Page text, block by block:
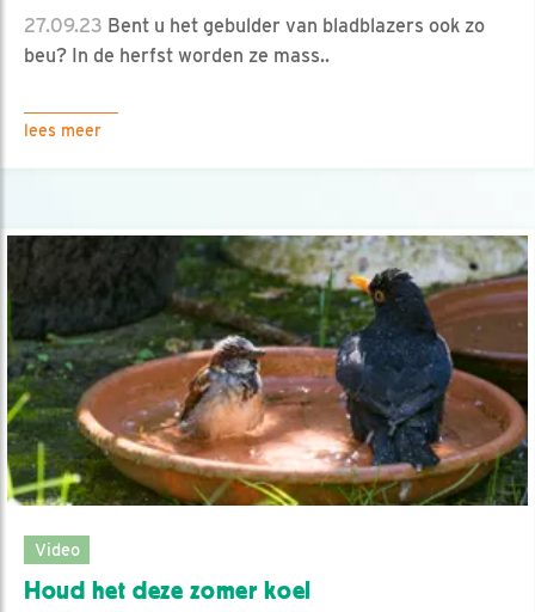
27.09.23 Bent u het gebulder van bladblazers ook zo
beu? In de herfst worden ze mass..
lees meer
Video
Houd het deze zomer koel